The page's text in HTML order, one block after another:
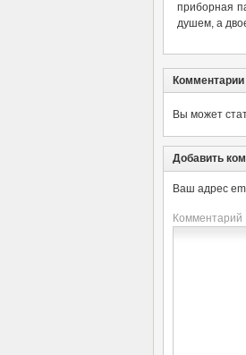
приборная
душем, а
Вы может
Добавить
Ваш адрес
Комментарий